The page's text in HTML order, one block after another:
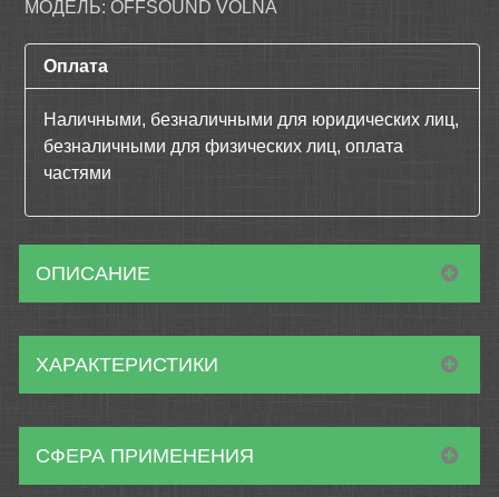
МОДЕЛЬ: OFFSOUND VOLNA
Оплата
Наличными, безналичными для юридических лиц,
безналичными для физических лиц, оплата
частями
ОПИСАНИЕ
ХАРАКТЕРИСТИКИ
СФЕРА ПРИМЕНЕНИЯ